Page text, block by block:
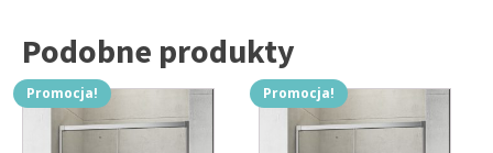
Podobne produkty
Promocja! Promocja!